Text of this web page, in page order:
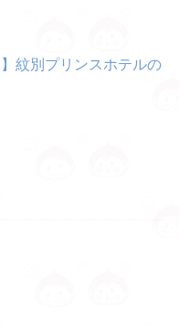
】紋別プリンスホテルの